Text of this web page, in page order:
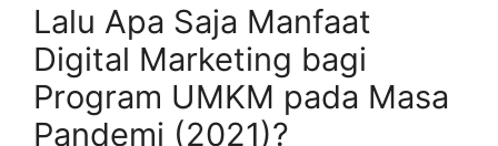
Lalu Apa Saja Manfaat
Digital Marketing bagi
Program UMKM pada Masa
Pandemi (2021)?